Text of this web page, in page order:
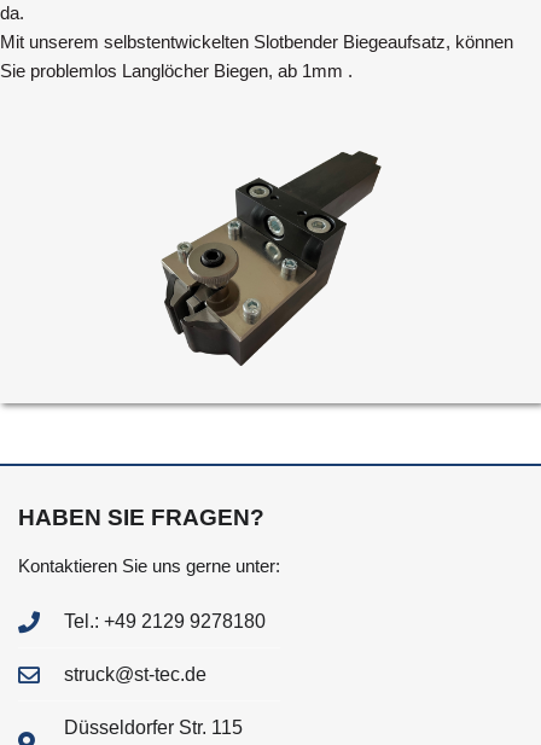
da.
Mit unserem selbstentwickelten Slotbender Biegeaufsatz, können
Sie problemlos Langlöcher Biegen, ab 1mm .
HABEN SIE FRAGEN?
Kontaktieren Sie uns gerne unter:
Tel.: +49 2129 9278180
struck@st-tec.de
Düsseldorfer Str. 115